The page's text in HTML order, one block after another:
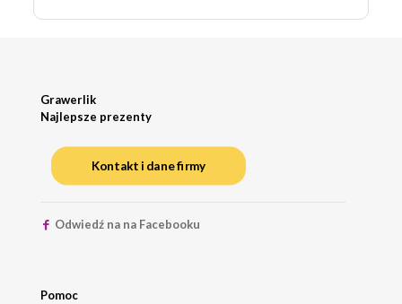
Grawerlik
Najlepsze prezenty
Kontakt i dane firmy
Odwiedź na na Facebooku
Pomoc